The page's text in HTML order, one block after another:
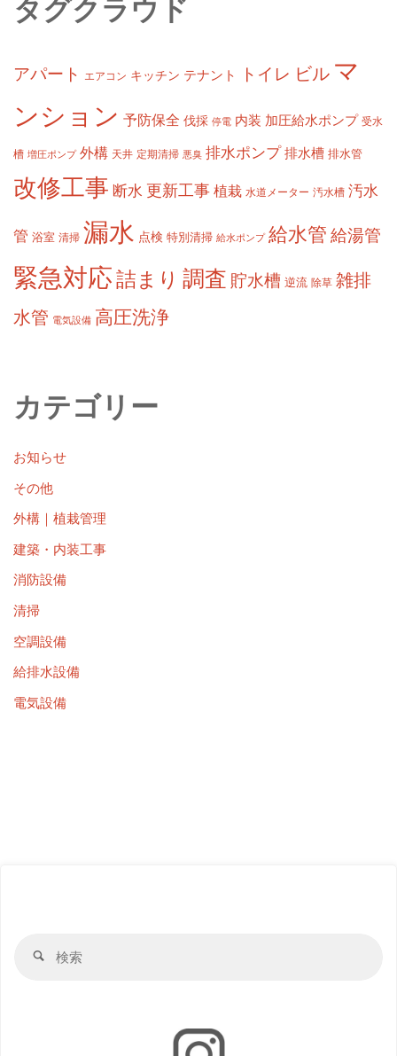
タグクラウド
アパート エアコン キッチン テナント トイレ ビル マ
ンション 予防保全 伐採 停電 内装 加圧給水ポンプ 受水
槽 増圧ポンプ 外構 天井 定期清掃 悪臭 排水ポンプ 排水槽 排水管
改修工事 断水 更新工事 植栽 水道メーター 汚水槽 汚水
管 浴室 清掃 漏水 点検 特別清掃 給水ポンプ 給水管 給湯管
緊急対応詰まり 調査 貯水槽 逆流 除草 雑排
水管 電気設備 高圧洗浄
カテゴリー
お知らせ
その他
外構｜植栽管理
建築・内装工事
消防設備
清掃
空調設備
給排水設備
電気設備